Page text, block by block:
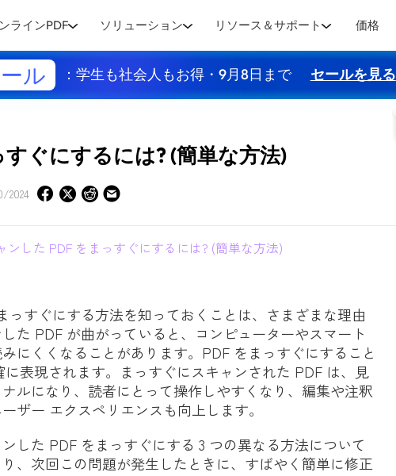
ラインPDF ソリューション リソース＆サポート 価格
ル ：学生も社会人もお得・9月8日まで セールを見る
ぐにするには? (簡単な方法)
2024
ンした PDF をまっすぐにするには? (簡単な方法)
っすぐにする方法を知っておくことは、さまざまな理由
た PDF が曲がっていると、コンピューターやスマート
にくくなることがあります。PDF をまっすぐにすること
表現されます。まっすぐにスキャンされた PDF は、見
ルになり、読者にとって操作しやすくなり、編集や注釈
ザー エクスペリエンスも向上します。
した PDF をまっすぐにする 3 つの異なる方法について
、次回この問題が発生したときに、すばやく簡単に修正